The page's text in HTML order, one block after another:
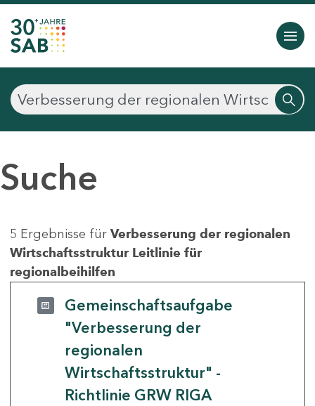
Suche
5 Ergebnisse für Verbesserung der regionalen
Wirtschaftsstruktur Leitlinie für
regionalbeihilfen
Gemeinschaftsaufgabe
"Verbesserung der
regionalen
Wirtschaftsstruktur" -
Richtlinie GRW RIGA